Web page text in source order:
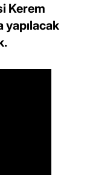
Kerem
yapılacak